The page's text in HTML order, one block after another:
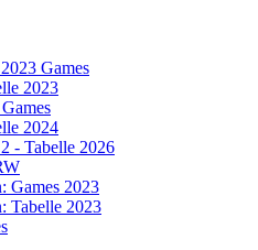
Games
2023
2024
- Tabelle 2026
Games 2023
Tabelle 2023